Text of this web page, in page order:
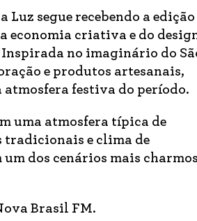
Luz segue recebendo a edição
economia criativa e do
no imaginário do
e produtos artesanais,
festiva do período.
uma atmosfera típica de
tradicionais e clima de
dos cenários mais
Brasil FM.